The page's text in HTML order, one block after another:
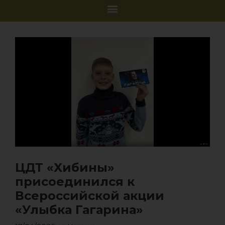
ЦДТ «Хибины»
присоединился к
Всероссийской акции
«Улыбка Гагарина»